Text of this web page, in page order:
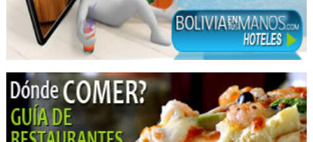
Servicios Exequiales
Ataudes
Cementerios
Salones Velatorios
Cremaciones
Cafeterías